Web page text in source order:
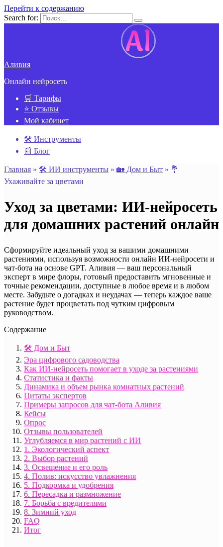
Перейти к содержанию
Search for:
Аливия
Онлайн нейросеть
🛒 Тарифы
⭐ Отзывы
Мой кабинет
🛠️ Инструменты
📰 Блог
Главная » 🛠️ ИИ инструменты » 🏡 Дом и Быт » 💐
Ухаживайте за цветами
Уход за цветами: ИИ-нейросеть
для домашних растений онлайн
Сформируйте идеальный уход за вашими домашними
растениями, используя возможности онлайн ИИ-нейросети и
чат-бота на основе GPT. Аливия — ваш персональный
эксперт в мире флоры, готовый предоставить мгновенные и
точные рекомендации, доступные в любое время и в любом
месте. Забудьте о догадках и неудачах — теперь каждое ваше
растение будет процветать под чутким цифровым
руководством.
Содержание
🛠️ Дом и Быт
Эра цифрового садоводства
Как ИИ-нейросеть помогает в уходе за растениями
Статистика и факты
Динамика и объем рынка комнатных растений
Цитаты экспертов
Примеры запросов для чат-бота Аливия
Кейсы
Опрос
Отзывы пользователей
Углубляемся в мир растений с ИИ
1. Экологический аспект
2. Выбор растений
3. Освещение и его роль
4. Полив: искусство увлажнения
5. Подкормка и удобрения
6. Пересадка и размножение
7. Борьба с вредителями
8. Зимний уход
FAQ
Итог